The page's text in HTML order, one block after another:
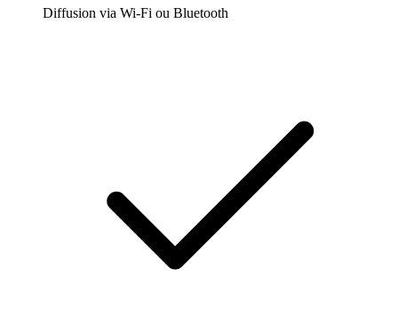
Diffusion via Wi-Fi ou Bluetooth